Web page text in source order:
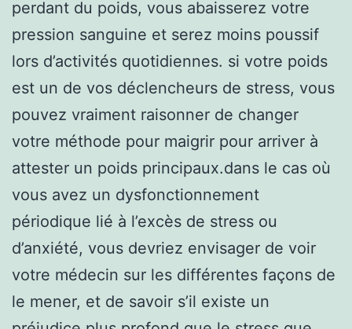
perdant du poids, vous abaisserez votre
pression sanguine et serez moins poussif
lors d’activités quotidiennes. si votre poids
est un de vos déclencheurs de stress, vous
pouvez vraiment raisonner de changer
votre méthode pour maigrir pour arriver à
attester un poids principaux.dans le cas où
vous avez un dysfonctionnement
périodique lié à l’excès de stress ou
d’anxiété, vous devriez envisager de voir
votre médecin sur les différentes façons de
le mener, et de savoir s’il existe un